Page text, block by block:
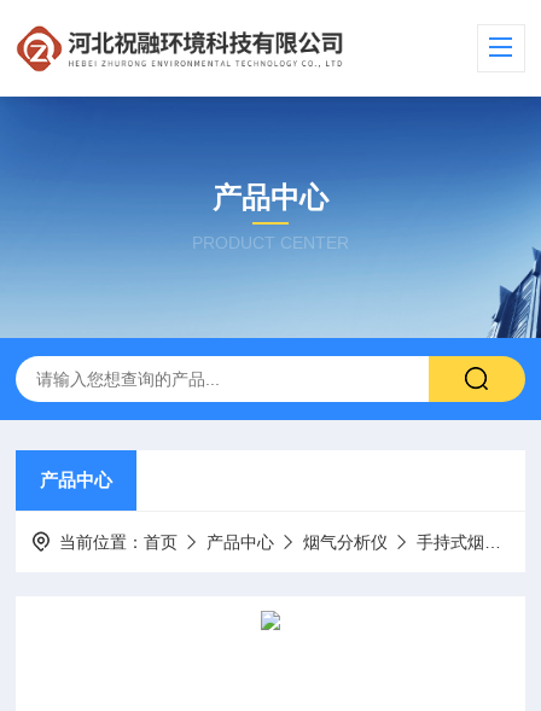
产品中心
PRODUCT CENTER
产品中心
当前位置：首页 产品中心 烟气分析仪 手持式烟气分析仪